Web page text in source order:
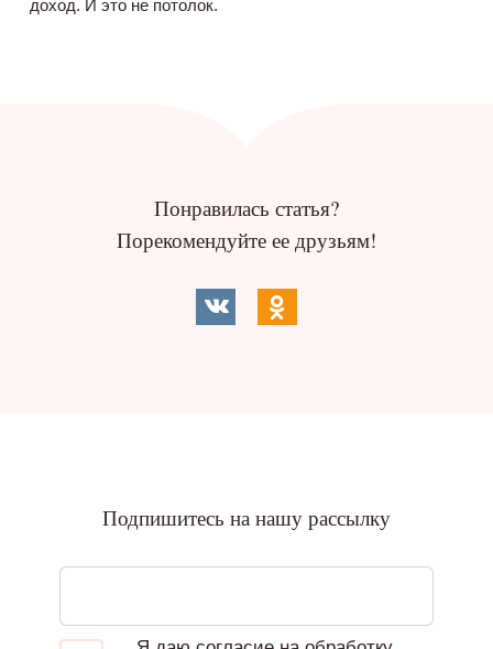
доход. И это не потолок.
Понравилась статья?
Порекомендуйте ее друзьям!
Подпишитесь на нашу рассылку